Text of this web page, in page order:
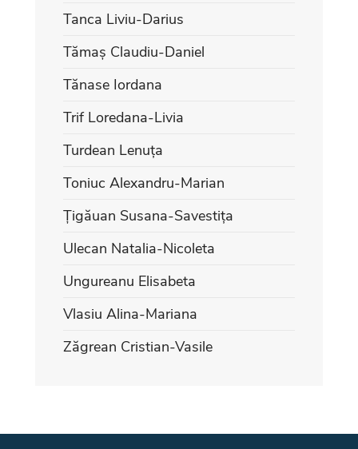
Tanca Liviu-Darius
Tămaș Claudiu-Daniel
Tănase Iordana
Trif Loredana-Livia
Turdean Lenuța
Toniuc Alexandru-Marian
Țigăuan Susana-Savestița
Ulecan Natalia-Nicoleta
Ungureanu Elisabeta
Vlasiu Alina-Mariana
Zăgrean Cristian-Vasile